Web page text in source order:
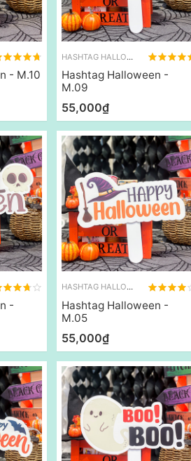
- M.10
HASHTAG HALLOWEEN
Hashtag Halloween -
M.09
55,000₫
-
HASHTAG HALLOWEEN
Hashtag Halloween -
M.05
55,000₫